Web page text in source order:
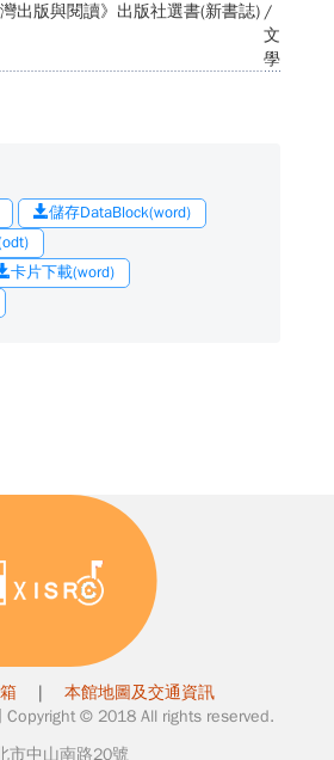
出版與閱讀》出版社選書(新書誌) /
文
學
儲存DataBlock(word)
卡片下載(word)
| 本館地圖及交通資訊
© 2018 All rights reserved.
市中山南路20號